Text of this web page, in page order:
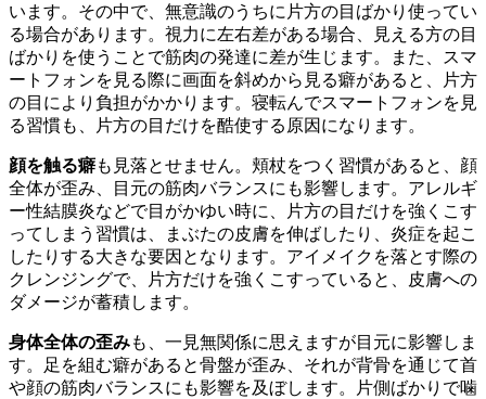
います。その中で、無意識のうちに片方の目ばかり使ってい
る場合があります。視力に左右差がある場合、見える方の目
ばかりを使うことで筋肉の発達に差が生じます。また、スマ
ートフォンを見る際に画面を斜めから見る癖があると、片方
の目により負担がかかります。寝転んでスマートフォンを見
る習慣も、片方の目だけを酷使する原因になります。
顔を触る癖も見落とせません。頬杖をつく習慣があると、顔
全体が歪み、目元の筋肉バランスにも影響します。アレルギ
ー性結膜炎などで目がかゆい時に、片方の目だけを強くこす
ってしまう習慣は、まぶたの皮膚を伸ばしたり、炎症を起こ
したりする大きな要因となります。アイメイクを落とす際の
クレンジングで、片方だけを強くこすっていると、皮膚への
ダメージが蓄積します。
身体全体の歪みも、一見無関係に思えますが目元に影響しま
す。足を組む癖があると骨盤が歪み、それが背骨を通じて首
や顔の筋肉バランスにも影響を及ぼします。片側ばかりで噛